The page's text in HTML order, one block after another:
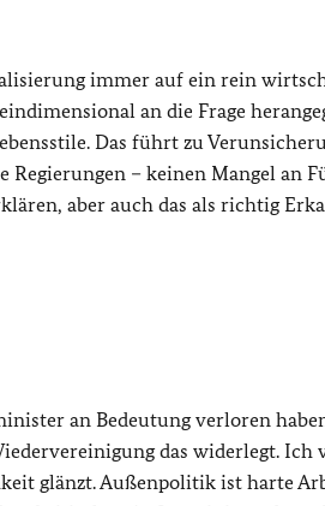
immer auf ein rein
an die Frage
Das führt zu
– keinen Mangel an
aber auch das als richtig
an Bedeutung verloren
das widerlegt. Ich
glänzt. Außenpolitik ist harte